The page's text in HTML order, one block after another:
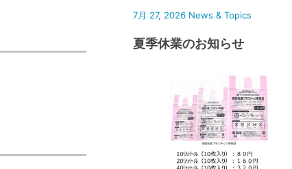
7月 27, 2026 News & Topics
夏季休業のお知らせ